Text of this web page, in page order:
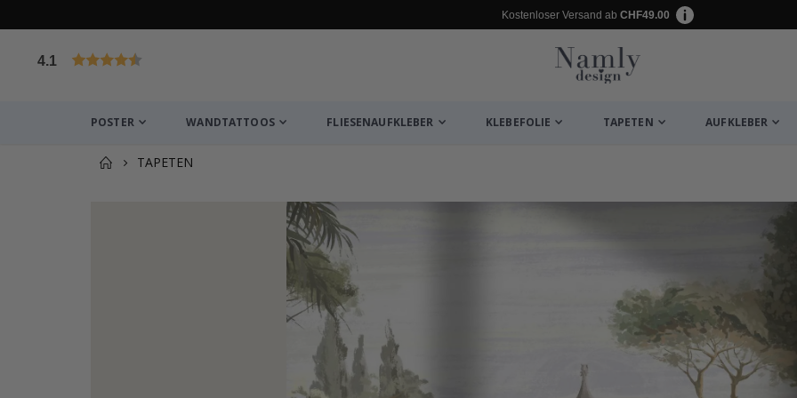
Kostenloser Versand ab CHF49.00
4.1
POSTER WANDTATTOOS FLIESENAUFKLEBER KLEBEFOLIE TAPETEN AUFKLEBER
TAPETEN
Zusammen gekaufte Produkte
Personalisierte Poster - Beste Freunde Foto-Collage